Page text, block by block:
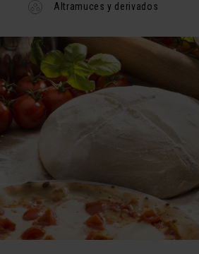
Altramuces y derivados